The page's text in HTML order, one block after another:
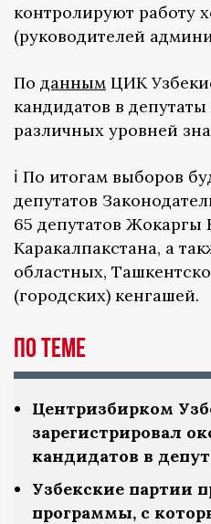
контролируют работу
(руководителей
По данным ЦИК
кандидатов в
различных уровней
ℹ️ По итогам выборов
депутатов
65 депутатов Жокаргы
Каракалпакстана, а
областных,
(городских) кенгашей.
По теме
Центризбирком
зарегистрировал
кандидатов в
Узбекские партии
программы, с